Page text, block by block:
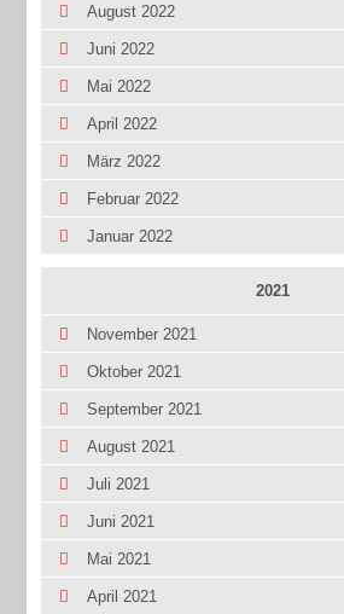
August 2022
Juni 2022
Mai 2022
April 2022
März 2022
Februar 2022
Januar 2022
2021
November 2021
Oktober 2021
September 2021
August 2021
Juli 2021
Juni 2021
Mai 2021
April 2021